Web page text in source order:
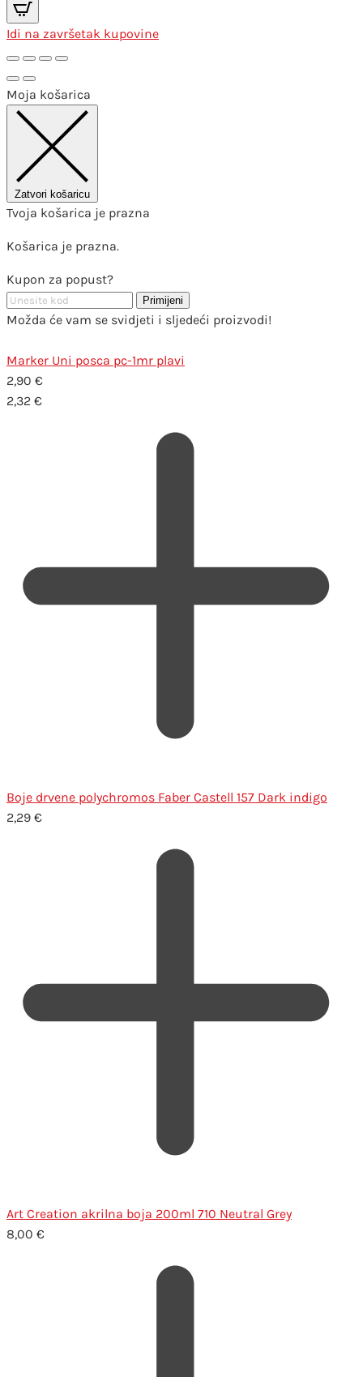
Idi na završetak kupovine
Moja košarica
Zatvori košaricu
Tvoja košarica je prazna
Košarica je prazna.
Kupon za popust?
Primijeni
Možda će vam se svidjeti i sljedeći proizvodi!
Marker Uni posca pc-1mr plavi
2,90 €
2,32 €
Boje drvene polychromos Faber Castell 157 Dark indigo
2,29 €
Art Creation akrilna boja 200ml 710 Neutral Grey
8,00 €